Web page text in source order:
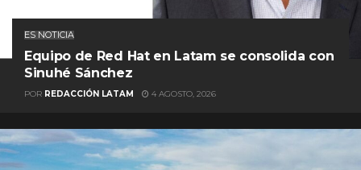
ES NOTICIA
Equipo de Red Hat en Latam se consolida con
Sinuhé Sánchez
POR REDACCIÓN LATAM 4 AGOSTO, 2026